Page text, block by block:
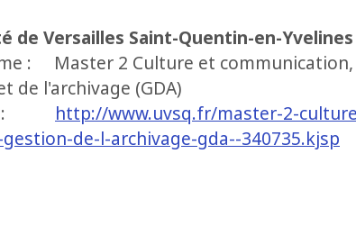
de Versailles Saint-Quentin-en-Yvelines
: Master 2 Culture et communication,
de l'archivage (GDA)
: http://www.uvsq.fr/master-2-
de-l-archivage-gda--340735.kjsp